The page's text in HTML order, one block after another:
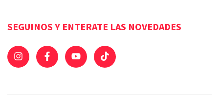
SEGUINOS Y ENTERATE LAS NOVEDADES